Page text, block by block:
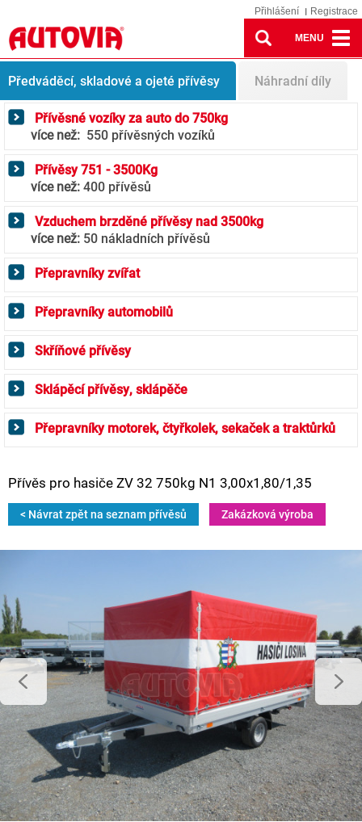
Přihlášení Registrace
MENU
Přívěsy
Předváděcí, skladové a ojeté přívěsy Náhradní díly
Přívěsné vozíky za auto do 750kg
více než: 550 přívěsných vozíků
Přívěsy 751 - 3500Kg
více než:400 přívěsů
Vzduchem brzděné přívěsy nad 3500kg
více než: 50 nákladních přívěsů
Přepravníky zvířat
Přepravníky automobilů
Skříňové přívěsy
Sklápěcí přívěsy, sklápěče
Přepravníky motorek, čtyřkolek, sekaček a traktůrků
Přívěs pro hasiče ZV 32 750kg N1 3,00x1,80/1,35
< Návrat zpět na seznam přívěsů Zakázková výroba